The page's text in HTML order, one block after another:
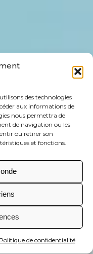
des technologies
aux informations de
nous permettra de
de navigation ou les
ou retirer son
et fonctions.
Politique de confidentialité